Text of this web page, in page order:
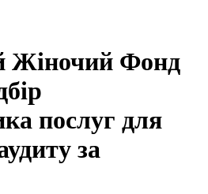
Жіночий Фонд
послуг для
за